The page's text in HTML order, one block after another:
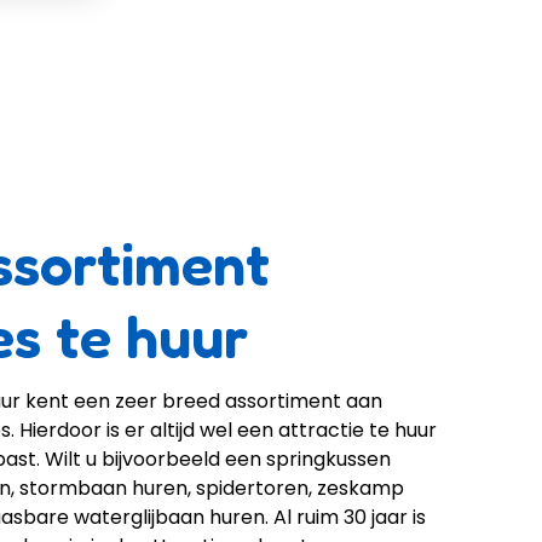
te huur
kent een zeer breed assortiment aan
Hierdoor is er altijd wel een attractie te huur
Wilt u bijvoorbeeld een springkussen
stormbaan huren, spidertoren, zeskamp
waterglijbaan huren. Al ruim 30 jaar is